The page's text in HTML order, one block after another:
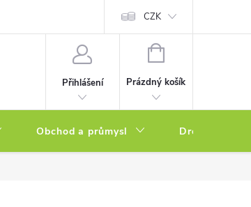
Podmínky ochrany osobních údajů Soubory cookies
CZK
Přihlášení
NÁKUPNÍ
Prázdný košík
Obchod a průmysl Drogerie